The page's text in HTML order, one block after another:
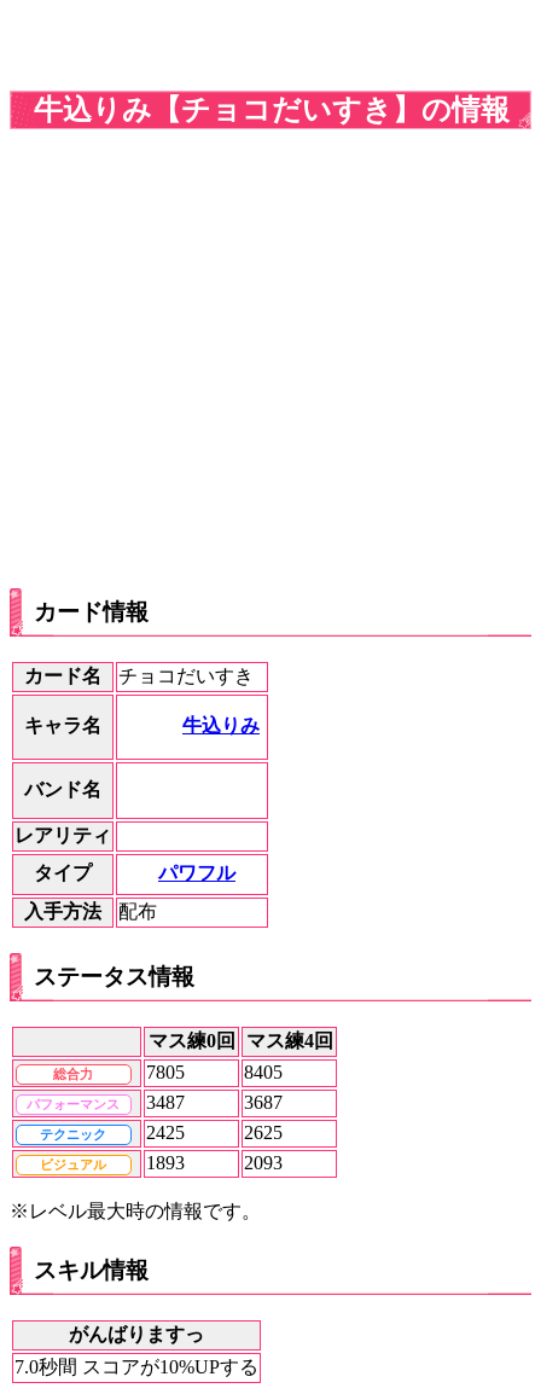
牛込りみ【チョコだいすき】の情報
カード情報
カード名 チョコだいすき
キャラ名 牛込りみ
バンド名
レアリティ
タイプ
パワフル
入手方法
配布
ステータス情報
マス練0回 マス練4回
総合力 7805 8405
パフォーマンス 3487 3687
テクニック 2425 2625
ビジュアル 1893 2093
※レベル最大時の情報です。
スキル情報
がんばりますっ
7.0秒間 スコアが10%UPする